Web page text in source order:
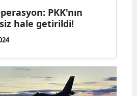
PKK'nın
hale getirildi!